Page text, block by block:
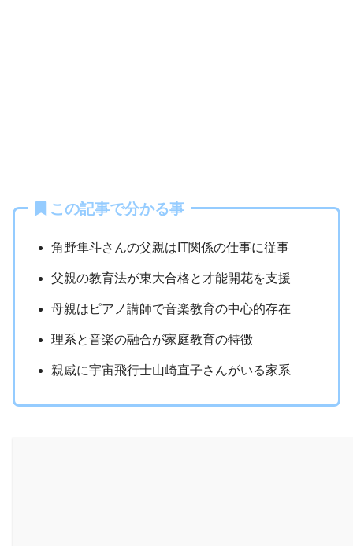
この記事で分かる事
角野隼斗さんの父親はIT関係の仕事に従事
父親の教育法が東大合格と才能開花を支援
母親はピアノ講師で音楽教育の中心的存在
理系と音楽の融合が家庭教育の特徴
親戚に宇宙飛行士山崎直子さんがいる家系